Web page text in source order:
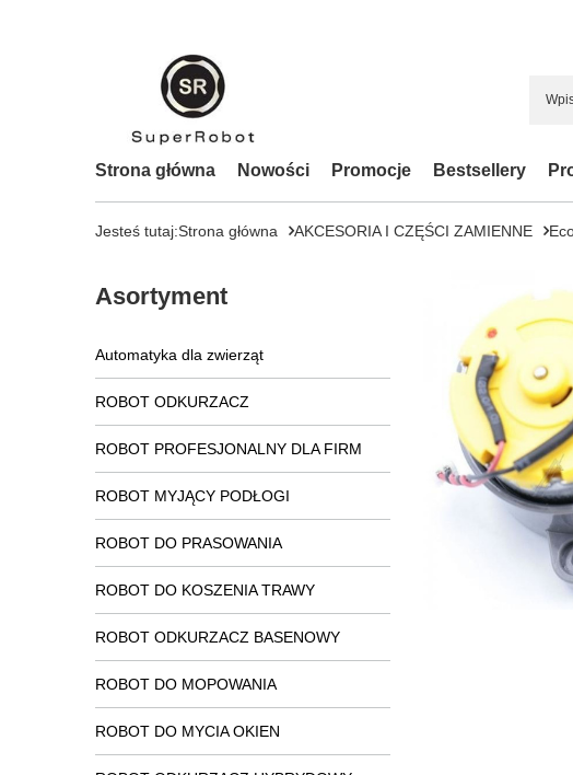
Strona główna Nowości Promocje Bestsellery
Jesteś tutaj:Strona główna AKCESORIA I CZĘŚCI ZAMIENNE
Asortyment
Automatyka dla zwierząt
ROBOT ODKURZACZ
ROBOT PROFESJONALNY DLA FIRM
ROBOT MYJĄCY PODŁOGI
ROBOT DO PRASOWANIA
ROBOT DO KOSZENIA TRAWY
ROBOT ODKURZACZ BASENOWY
ROBOT DO MOPOWANIA
ROBOT DO MYCIA OKIEN